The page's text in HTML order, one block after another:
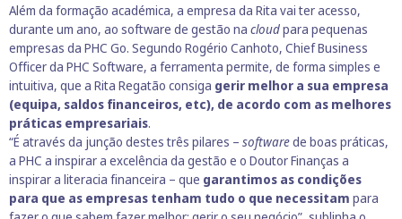
Além da formação académica, a empresa da Rita vai ter acesso,
durante um ano, ao software de gestão na cloudpara pequenas
empresas da PHC Go. Segundo Rogério Canhoto, Chief Business
Officer da PHC Software, a ferramenta permite, de forma simples e
intuitiva, que a Rita Regatão consiga gerir melhor a sua empresa
(equipa, saldos financeiros, etc), de acordo com as melhores
práticas empresariais.
“É através da junção destes três pilares – softwarede boas práticas,
a PHC a inspirar a excelência da gestão e o Doutor Finanças a
inspirar a literacia financeira – que garantimos as condições
para que as empresas tenham tudo o que necessitam para